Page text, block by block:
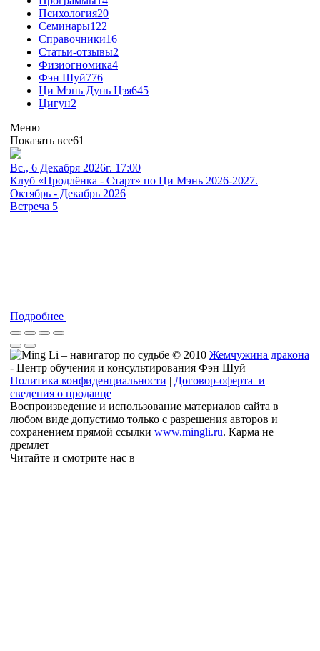
Психология20
Семинары122
Справочники16
Статьи-отзывы2
Физиогномика4
Фэн Шуй776
Ци Мэнь Дунь Цзя645
Цигун2
Меню
Показать все61
Вс., 6 Декабря 2026г. 17:00
Клуб «Продлёнка - Старт» по Ци Мэнь 2026-2027.
Октябрь - Декабрь 2026
Встреча 5
Подробнее
© 2010 Жемчужина дракона
- Центр обучения и консультирования Фэн Шуй
Политика конфиденциальности | Договор-оферта и
сведения о продавце
Воспроизведение и использование материалов сайта в
любом виде допустимо только с разрешения авторов и
сохранением прямой ссылки www.mingli.ru. Карма не
дремлет
Читайте и смотрите нас в